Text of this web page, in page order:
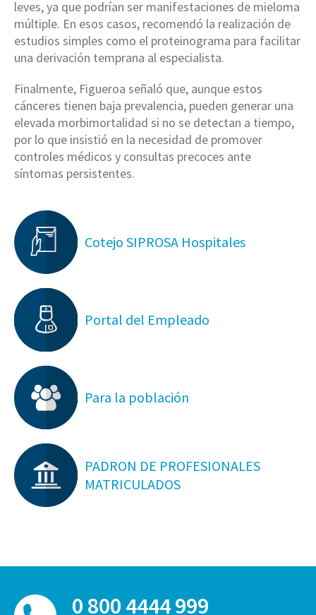
leves, ya que podrían ser manifestaciones de mieloma
múltiple. En esos casos, recomendó la realización de
estudios simples como el proteinograma para facilitar
una derivación temprana al especialista.
Finalmente, Figueroa señaló que, aunque estos
cánceres tienen baja prevalencia, pueden generar una
elevada morbimortalidad si no se detectan a tiempo,
por lo que insistió en la necesidad de promover
controles médicos y consultas precoces ante
síntomas persistentes.
Cotejo SIPROSA Hospitales
Portal del Empleado
Para la población
PADRON DE PROFESIONALES
MATRICULADOS
0 800 4444 999